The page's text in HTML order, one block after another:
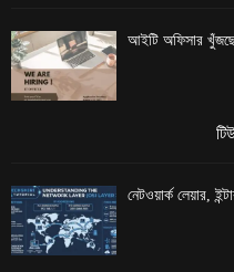
আইটি অফিসার খুঁজছে
নেটওয়ার্ক লেয়ার,